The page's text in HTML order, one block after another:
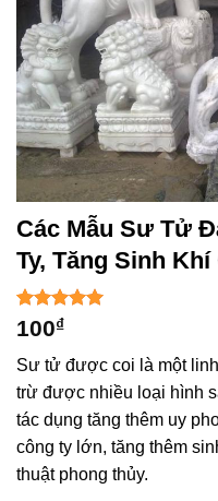
Các Mẫu Sư Tử
Ty, Tăng Sinh
5 trên 5
dựa trên
1
đánh giá
100₫
Sư tử được coi là một
trừ được nhiều loại hình
tác dụng tăng thêm uy
công ty lớn, tăng thêm
thuật phong thủy.